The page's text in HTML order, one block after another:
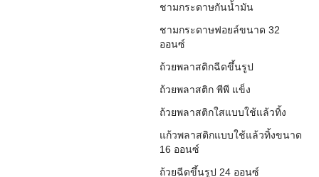
ชามกระดาษกันน้ำมัน
ชามกระดาษฟอยล์ขนาด 32
ออนซ์
ถ้วยพลาสติกฉีดขึ้นรูป
ถ้วยพลาสติก พีพี แข็ง
ถ้วยพลาสติกใสแบบใช้แล้วทิ้ง
แก้วพลาสติกแบบใช้แล้วทิ้งขนาด
16 ออนซ์
ถ้วยฉีดขึ้นรูป 24 ออนซ์